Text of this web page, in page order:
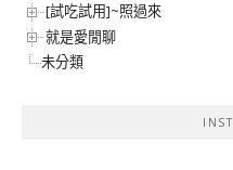
[試吃試用]~照過來
就是愛閒聊
未分類